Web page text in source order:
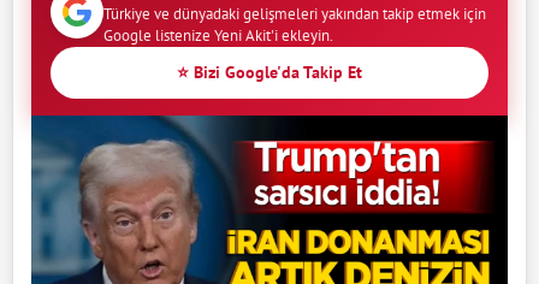
Türkiye ve dünyadaki gelişmeleri yakından takip etmek için
Google listenize Yeni Akit'i ekleyin.
⭐ Bizi Google'da Takip Et